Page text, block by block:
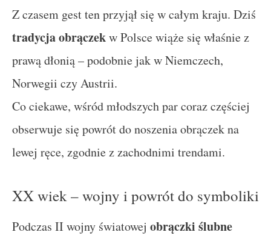
Z czasem gest ten przyjął się w całym kraju. Dziś
tradycja obrączekw Polsce wiąże się właśnie z
prawą dłonią – podobnie jak w Niemczech,
Norwegii czy Austrii.
Co ciekawe, wśród młodszych par coraz częściej
obserwuje się powrót do noszenia obrączek na
lewej ręce, zgodnie z zachodnimi trendami.
XX wiek – wojny i powrót do symboliki
Podczas II wojny światowej obrączki ślubne